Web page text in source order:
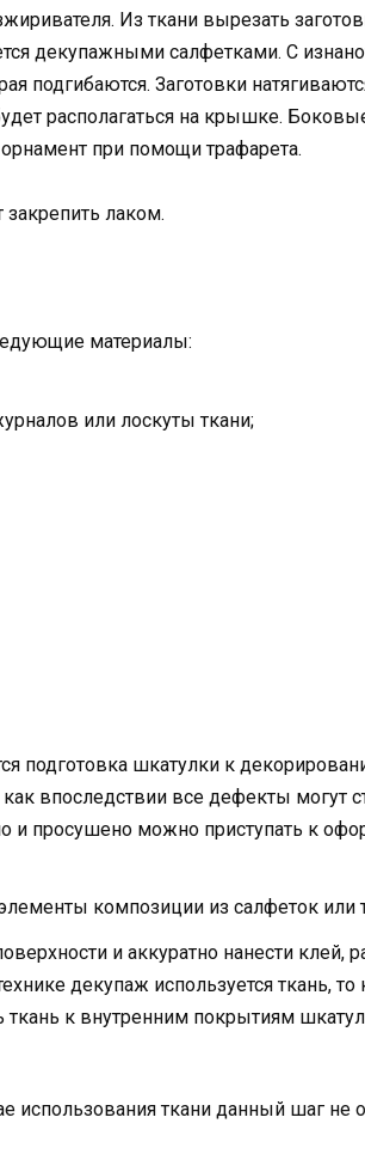
Из ткани вырезать
декупажными салфетками. С
подгибаются. Заготовки
располагаться на крышке.
при помощи трафарета.
лаком.
материалы:
или лоскуты ткани;
подготовка шкатулки к
впоследствии все дефекты могут
и просушено можно приступать к
композиции из салфеток или
и аккуратно нанести клей,
декупаж используется ткань,
ткань к внутренним покрытиям
использования ткани данный шаг не